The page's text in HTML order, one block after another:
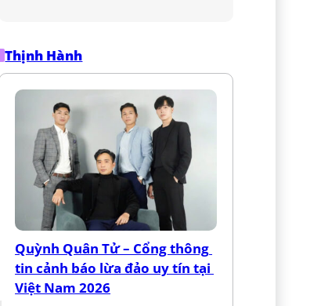
Thịnh Hành
Quỳnh Quân Tử – Cổng thông
tin cảnh báo lừa đảo uy tín tại
Việt Nam 2026